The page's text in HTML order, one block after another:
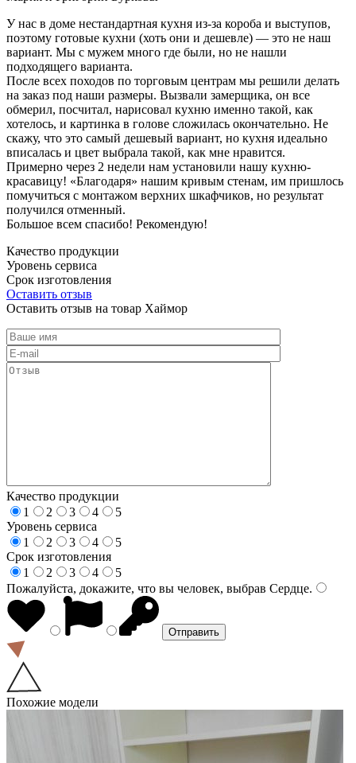
У нас в доме нестандартная кухня из-за короба и выступов,
поэтому готовые кухни (хоть они и дешевле) — это не наш
вариант. Мы с мужем много где были, но не нашли
подходящего варианта.
После всех походов по торговым центрам мы решили делать
на заказ под наши размеры. Вызвали замерщика, он все
обмерил, посчитал, нарисовал кухню именно такой, как
хотелось, и картинка в голове сложилась окончательно. Не
скажу, что это самый дешевый вариант, но кухня идеально
вписалась и цвет выбрала такой, как мне нравится.
Примерно через 2 недели нам установили нашу кухню-
красавицу! «Благодаря» нашим кривым стенам, им пришлось
помучиться с монтажом верхних шкафчиков, но результат
получился отменный.
Большое всем спасибо! Рекомендую!
Качество продукции
Уровень сервиса
Срок изготовления
Оставить отзыв
Оставить отзыв на товар Хаймор
Качество продукции
1
2 3 4
5
Уровень сервиса
1
2 3 4
5
Срок изготовления
1
2 3 4
5
Пожалуйста, докажите, что вы человек, выбрав Сердце.
Похожие модели